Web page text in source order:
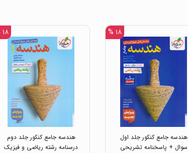
۱۸ %
هندسه جامع کنکور جلد اول
سوال + پاسخنامه تشریحی
۱۸ %
هندسه جامع کنکور جلد دوم
درسنامه رشته ریاضی و فیزیک